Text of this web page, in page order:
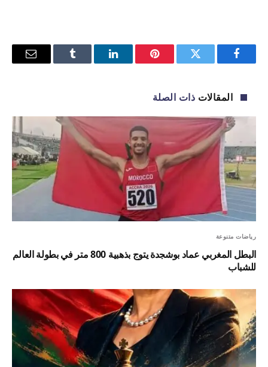
فيسبوك تويتر بينتيريستلينكدإن Tumblr
البريد
المقالات ذات الصلة
رياضات متنوعة
البطل المغربي عماد بوشجدة يتوج بذهبية 800 متر في بطولة العالم
للشباب